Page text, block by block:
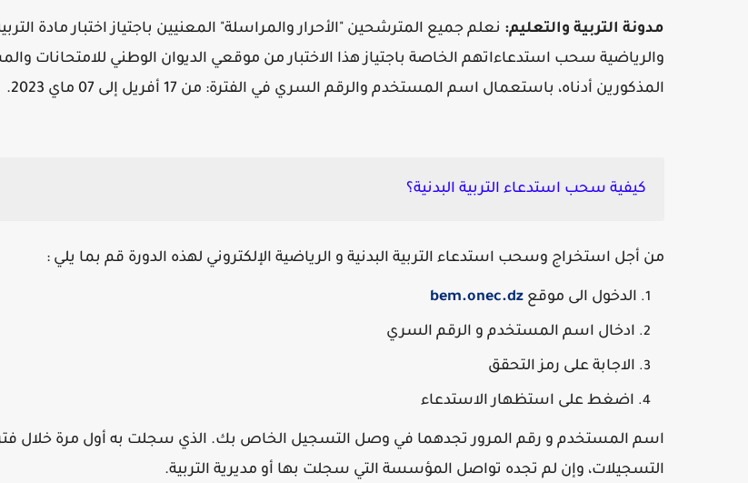
مدونة التربية والتعليم: نعلم جميع المترشحين "الأحرار والمراسلة" المعنيين باجتياز اختبار مادة
والرياضية سحب استدعاءاتهم الخاصة باجتياز هذا الاختبار من موقعي الديوان الوطني للامتحانات
المذكورين أدناه، باستعمال اسم المستخدم والرقم السري في الفترة: من 17 أفريل إلى 07 ماي 2023.
كيفية سحب استدعاء التربية البدنية؟
من أجل استخراج وسحب استدعاء التربية البدنية و الرياضية الإلكتروني لهذه الدورة قم بما يلي :
الدخول الى موقع bem.onec.dz
ادخال اسم المستخدم و الرقم السري
الاجابة على رمز التحقق
اضغط على استظهار الاستدعاء
اسم المستخدم و رقم المرور تجدهما في وصل التسجيل الخاص بك. الذي سجلت به أول مرة خلال
التسجيلات، وإن لم تجده تواصل المؤسسة التي سجلت بها أو مديرية التربية.